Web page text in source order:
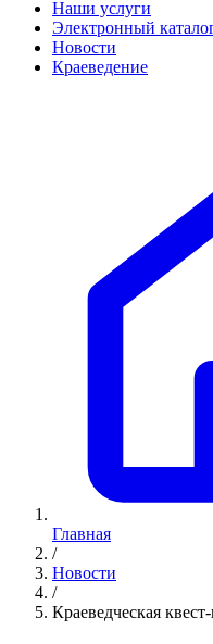
Наши услуги
Электронный
Новости
Краеведение
Главная
/
Новости
/
Краеведческая